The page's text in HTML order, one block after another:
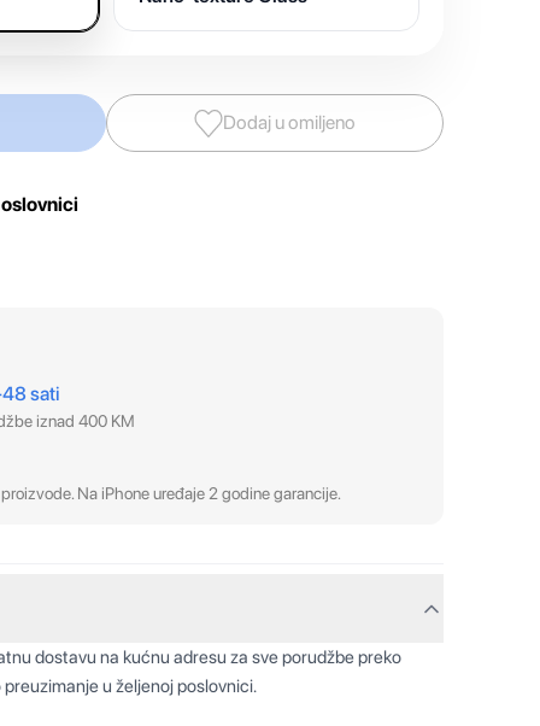
Dodaj u omiljeno
sati
iznad 400 KM
Na iPhone uređaje 2 godine garancije.
dostavu na kućnu adresu za sve porudžbe preko
u željenoj poslovnici.